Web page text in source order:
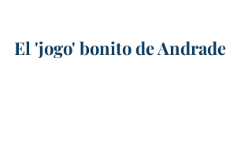
El 'jogo' bonito de Andrade